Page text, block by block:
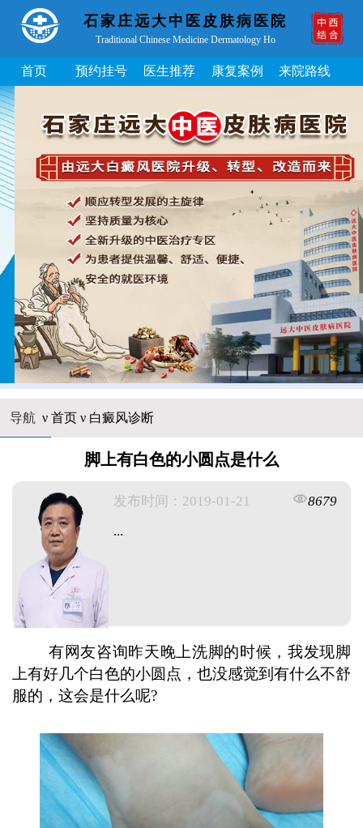
石家庄远大中医皮肤病医院
Traditional Chinese Medicine Dermatology Ho
首页 预约挂号 医生推荐 康复案例 来院路线
导航 ν 首页ν 白癜风诊断
脚上有白色的小圆点是什么
发布时间：2019-01-21
8679
...
有网友咨询昨天晚上洗脚的时候，我发现脚
上有好几个白色的小圆点，也没感觉到有什么不舒
服的，这会是什么呢?